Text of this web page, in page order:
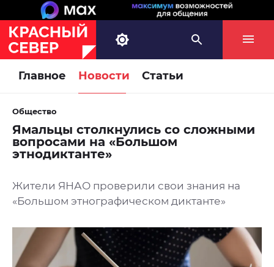
Главное Новости Статьи
Общество
Ямальцы столкнулись со сложными
вопросами на «Большом
этнодиктанте»
Жители ЯНАО проверили свои знания на
«Большом этнографическом диктанте»